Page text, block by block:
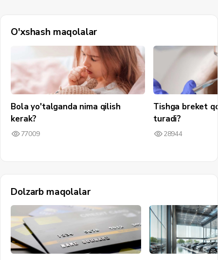
O'xshash maqolalar
Bola yo'talganda nima qilish
kerak?
77009
Tishga breket
turadi?
28944
Dolzarb maqolalar